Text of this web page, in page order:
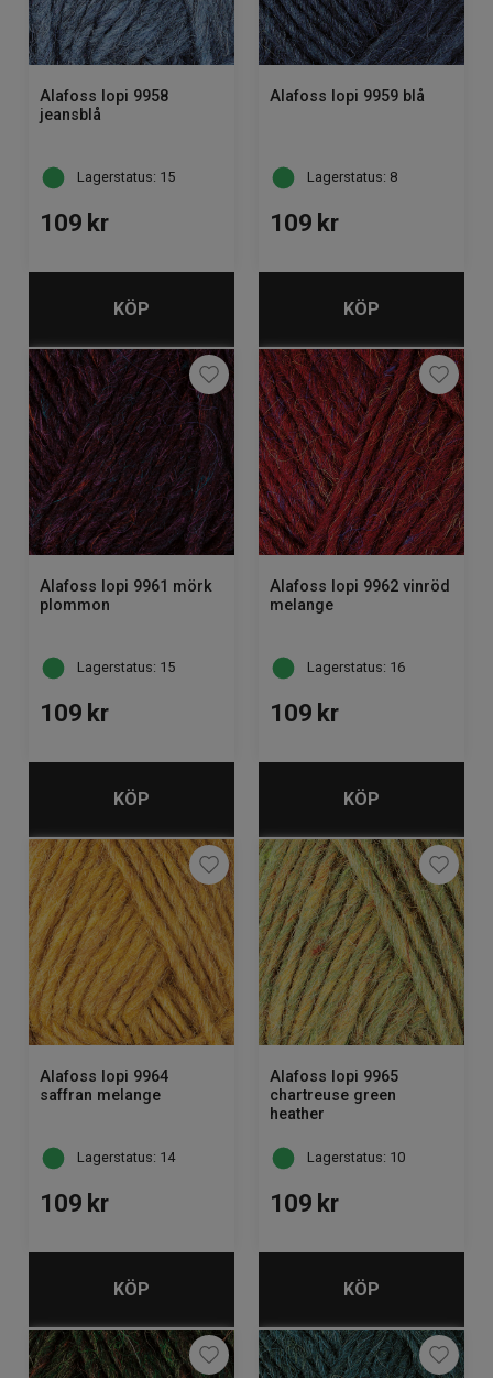
Alafoss lopi 9958
jeansblå
Lagerstatus: 15
109 kr
KÖP
Alafoss lopi 9959 blå
Lagerstatus: 8
109 kr
KÖP
Alafoss lopi 9961 mörk
plommon
Lagerstatus: 15
109 kr
KÖP
Alafoss lopi 9962 vinröd
melange
Lagerstatus: 16
109 kr
KÖP
Alafoss lopi 9964
saffran melange
Lagerstatus: 14
109 kr
KÖP
Alafoss lopi 9965
chartreuse green
heather
Lagerstatus: 10
109 kr
KÖP